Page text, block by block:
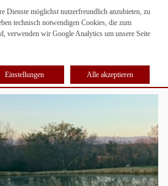
Dienste möglichst nutzerfreundlich anzubieten, zu
technisch notwendigen Cookies, die zum
verwenden wir Google Analytics um unsere Seite
Einstellungen Alle akzeptieren